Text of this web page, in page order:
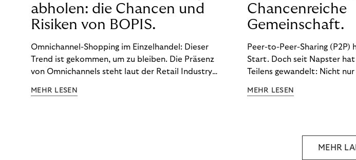
abholen: die Chancen und
Risiken von BOPIS.
Omnichannel-Shopping im Einzelhandel: Dieser
Trend ist gekommen, um zu bleiben. Die Präsenz
von Omnichannels steht laut der Retail Industry
nicht mehr verzichtet werden kann. Ein fester
MEHR LESEN
Chancenreiche
Gemeinschaft.
Peer-to-Peer-Sharing (P2P)
Start. Doch seit Napster
Teilens gewandelt: Nicht
wird, hat sich geändert. Das
MEHR LESEN
MEHR